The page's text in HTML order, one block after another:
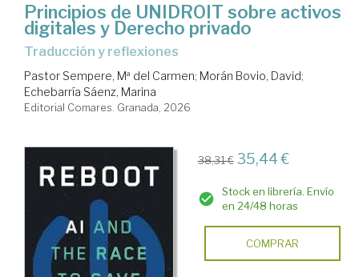
Principios de UNIDROIT sobre activos
digitales y Derecho privado
Traducción y reflexiones
Pastor Sempere, Mª del Carmen; Morán Bovio, David;
Echebarría Sáenz, Marina
Editorial Comares. Granada, 2026
38,31 € 35,44 €
Stock en librería. Envío
en 24/48 horas
COMPRAR